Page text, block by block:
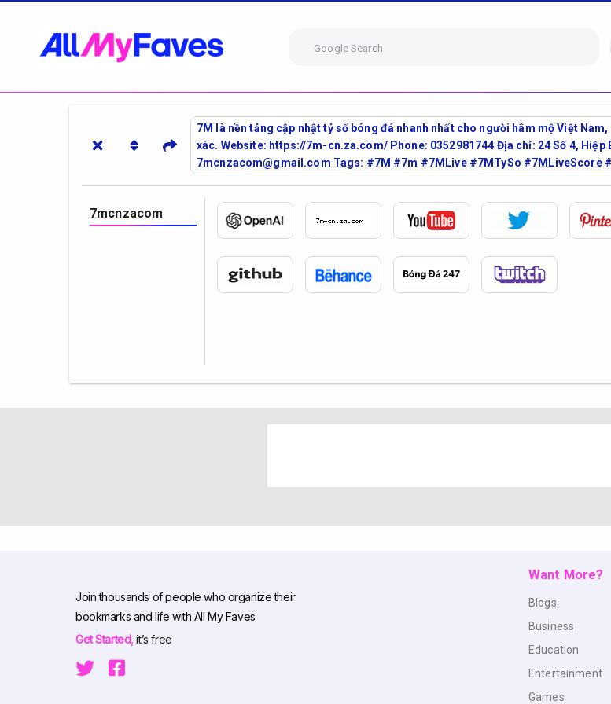
Google Search
7M là nền tảng cập nhật tỷ số bóng đá nhanh nhất cho người hâm mộ Việt
xác. Website: https://7m-cn.za.com/ Phone: 0352981744 Địa chỉ: 24 Số 4, Hiệp
7mcnzacom@gmail.com Tags: #7M #7m #7MLive #7MTySo
7mcnzacom
Join thousands of people who organize their
bookmarks and life with All My Faves
Get Started,it’s free
Want More?
Blogs
Business
Education
Entertainment
Games